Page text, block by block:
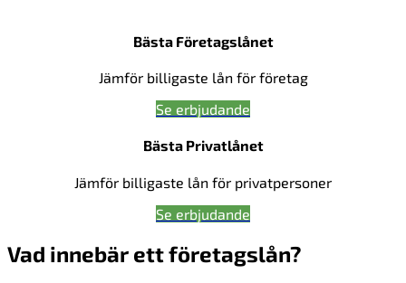
Bästa Företagslånet
Jämför billigaste lån för företag
Se erbjudande
Bästa Privatlånet
Jämför billigaste lån för privatpersoner
Se erbjudande
Vad innebär ett företagslån?